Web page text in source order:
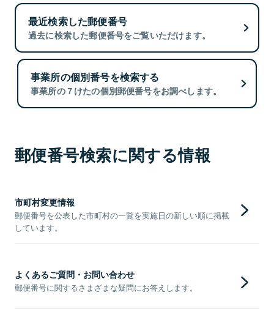
最近検索した郵便番号
過去に検索した郵便番号をご覧いただけます。
事業所の個別番号を検索する
事業所の７けたの個別郵便番号をお調べします。
郵便番号検索に関する情報
市町村変更情報
郵便番号を公表した市町村の一覧を実施日の新しい順に掲載
しています。
よくあるご質問・お問い合わせ
郵便番号に関するさまざまな疑問にお答えします。